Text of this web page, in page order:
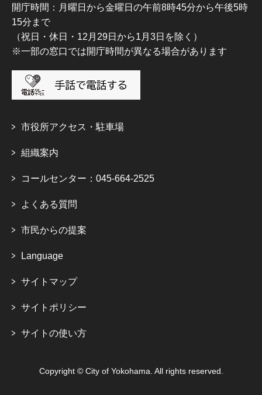
開庁時間：月曜日から金曜日の午前8時45分から午後5時
15分まで
（祝日・休日・12月29日から1月3日を除く）
※一部の窓口では開庁時間が異なる場合があります
市役所アクセス・駐車場
組織案内
コールセンター：045-664-2525
よくある質問
市民からの提案
Language
サイトマップ
サイトポリシー
サイトの使い方
Copyright © City of Yokohama. All rights reserved.